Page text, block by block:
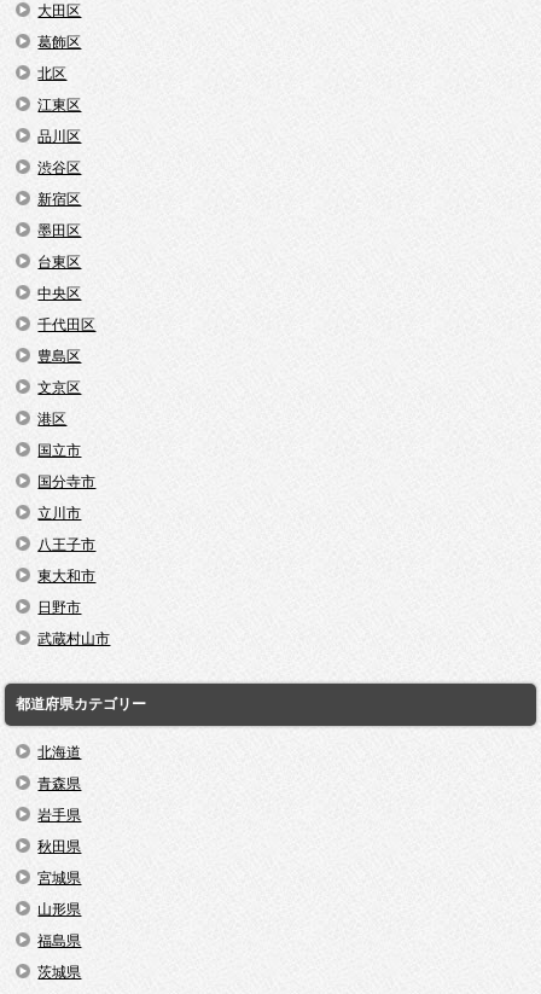
大田区
葛飾区
北区
江東区
品川区
渋谷区
新宿区
墨田区
台東区
中央区
千代田区
豊島区
文京区
港区
国立市
国分寺市
立川市
八王子市
東大和市
日野市
武蔵村山市
都道府県カテゴリー
北海道
青森県
岩手県
秋田県
宮城県
山形県
福島県
茨城県